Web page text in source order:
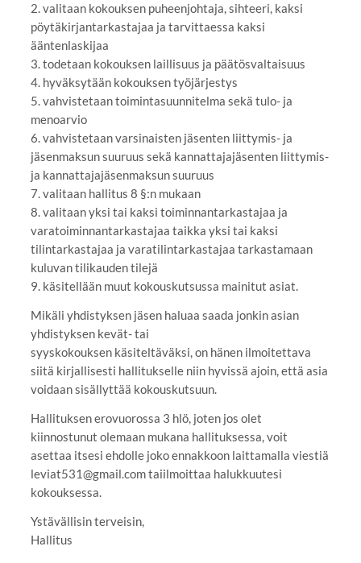
2. valitaan kokouksen puheenjohtaja, sihteeri, kaksi
pöytäkirjantarkastajaa ja tarvittaessa kaksi
ääntenlaskijaa
3. todetaan kokouksen laillisuus ja päätösvaltaisuus
4. hyväksytään kokouksen työjärjestys
5. vahvistetaan toimintasuunnitelma sekä tulo- ja
menoarvio
6. vahvistetaan varsinaisten jäsenten liittymis- ja
jäsenmaksun suuruus sekä kannattajajäsenten liittymis-
ja kannattajajäsenmaksun suuruus
7. valitaan hallitus 8 §:n mukaan
8. valitaan yksi tai kaksi toiminnantarkastajaa ja
varatoiminnantarkastajaa taikka yksi tai kaksi
tilintarkastajaa ja varatilintarkastajaa tarkastamaan
kuluvan tilikauden tilejä
9. käsitellään muut kokouskutsussa mainitut asiat.
Mikäli yhdistyksen jäsen haluaa saada jonkin asian
yhdistyksen kevät- tai
syyskokouksen käsiteltäväksi, on hänen ilmoitettava
siitä kirjallisesti hallitukselle niin hyvissä ajoin, että asia
voidaan sisällyttää kokouskutsuun.
Hallituksen erovuorossa 3 hlö, joten jos olet
kiinnostunut olemaan mukana hallituksessa, voit
asettaa itsesi ehdolle joko ennakkoon laittamalla viestiä
leviat531@gmail.com taiilmoittaa halukkuutesi
kokouksessa.
Ystävällisin terveisin,
Hallitus